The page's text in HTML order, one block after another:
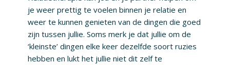
je weer prettig te voelen binnen je relatie en
weer te kunnen genieten van de dingen die goed
zijn tussen jullie. Soms merk je dat jullie om de
‘kleinste’ dingen elke keer dezelfde soort ruzies
hebben en lukt het jullie niet dit zelf te